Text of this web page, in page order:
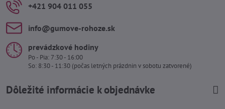
+421 904 011 055
info​@gumove-rohoze​.sk
prevádzkové hodiny
Po - Pia: 7:30 - 16:00
So: 8:30 - 11:30 (počas letných prázdnin v sobotu zatvorené)
Dôležité informácie k objednávke